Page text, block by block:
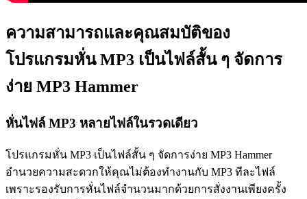
ความสามารถและคุณสมบัติของ
โปรแกรมหั่น MP3 เป็นไฟล์สั้น ๆ จัดการ
ง่าย MP3 Hammer
หั่นไฟล์ MP3 หลายไฟล์ในรวดเดียว
โปรแกรมหั่น MP3 เป็นไฟล์สั้น ๆ จัดการง่าย MP3 Hammer
อำนวยความสะดวกให้คุณไม่ต้องทำงานกับ MP3 ทีละไฟล์
เพราะรองรับการหั่นไฟล์จำนวนมากด้วยการสั่งงานเพียงครั้ง